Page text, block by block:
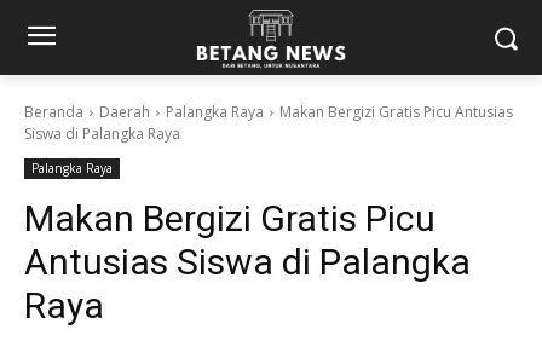
Beranda Daerah Palangka Raya
Makan Bergizi Gratis Picu Antusias
Siswa di Palangka Raya
Palangka Raya
Makan Bergizi Gratis Picu
Antusias Siswa di Palangka
Raya